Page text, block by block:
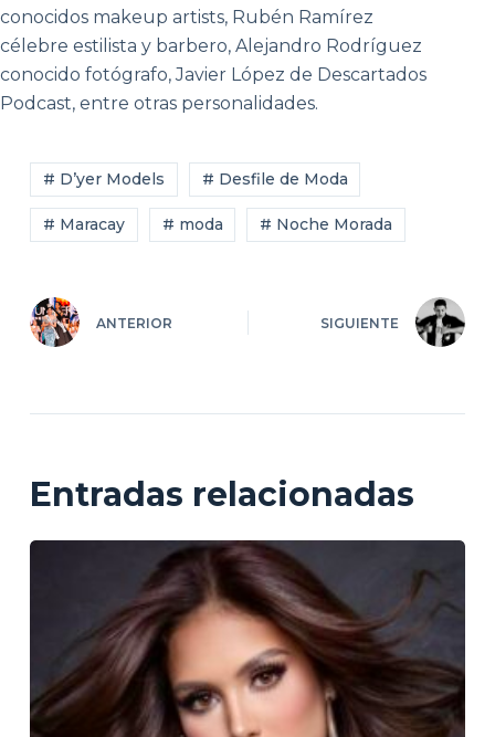
conocidos makeup artists, Rubén Ramírez
célebre estilista y barbero, Alejandro Rodríguez
conocido fotógrafo, Javier López de Descartados
Podcast, entre otras personalidades.
# D’yer Models # Desfile de Moda
# Maracay # moda # Noche Morada
ANTERIOR SIGUIENTE
Entradas relacionadas